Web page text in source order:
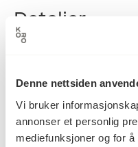
Denne nettsiden
Vi bruker
annonser et personlig
mediefunksjoner og for
Detaljer
Kunstner Marie